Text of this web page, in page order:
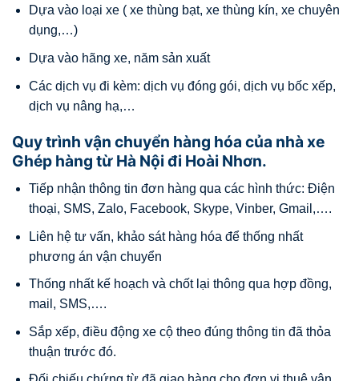
Dựa vào loại xe ( xe thùng bạt, xe thùng kín, xe chuyên
dụng,…)
Dựa vào hãng xe, năm sản xuất
Các dịch vụ đi kèm: dịch vụ đóng gói, dịch vụ bốc xếp,
dịch vụ nâng hạ,…
Quy trình vận chuyển hàng hóa của nhà xe
Ghép hàng từ Hà Nội đi Hoài Nhơn.
Tiếp nhận thông tin đơn hàng qua các hình thức: Điện
thoại, SMS, Zalo, Facebook, Skype, Vinber, Gmail,….
Liên hệ tư vấn, khảo sát hàng hóa để thống nhất
phương án vận chuyển
Thống nhất kế hoạch và chốt lại thông qua hợp đồng,
mail, SMS,….
Sắp xếp, điều động xe cộ theo đúng thông tin đã thỏa
thuận trước đó.